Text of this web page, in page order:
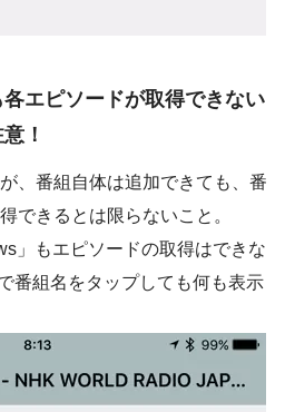
エピソードが取得できない
！
、番組自体は追加できても、番
できるとは限らないこと。
」もエピソードの取得はできな
番組名をタップしても何も表示